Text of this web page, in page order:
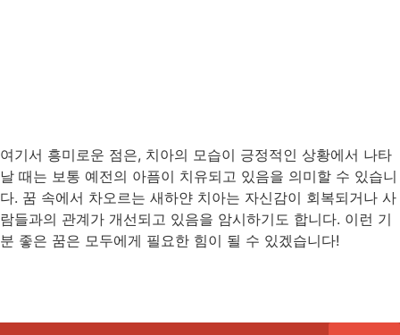
여기서 흥미로운 점은, 치아의 모습이 긍정적인 상황에서 나타
날 때는 보통 예전의 아픔이 치유되고 있음을 의미할 수 있습니
다. 꿈 속에서 차오르는 새하얀 치아는 자신감이 회복되거나 사
람들과의 관계가 개선되고 있음을 암시하기도 합니다. 이런 기
분 좋은 꿈은 모두에게 필요한 힘이 될 수 있겠습니다!